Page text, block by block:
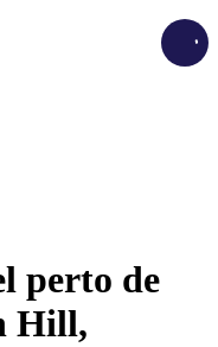
perto de
Hill,